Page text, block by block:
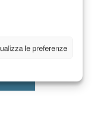
le preferenze